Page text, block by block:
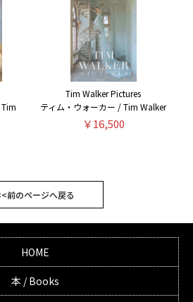
Tim Walker Pictures
ティム・ウォーカー / Tim Walker
￥16,500
前のページへ戻る
HOME
本 / Books